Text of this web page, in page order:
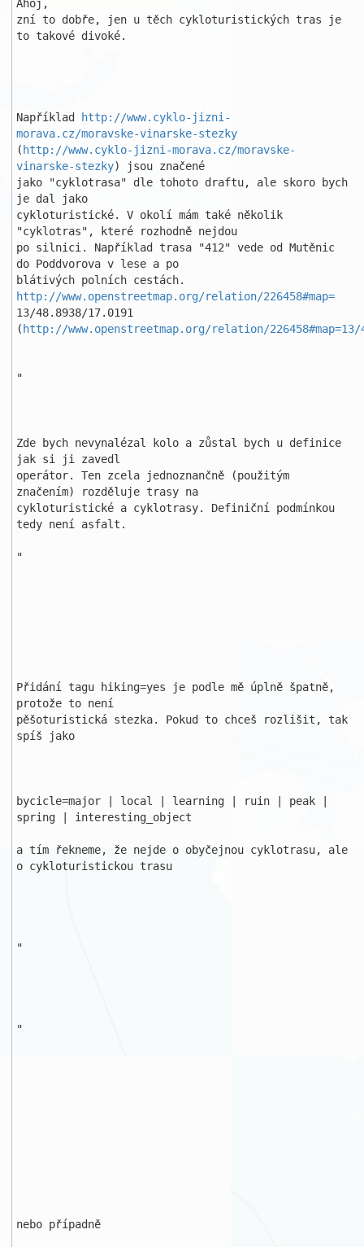
Ahoj,
zní to dobře, jen u těch cykloturistických tras je
to takové divoké.
Například
http://www.cyklo-jizni-
morava.cz/moravske-vinarske-stezky
( http://www.cyklo-jizni-morava.cz/moravske-
vinarske-stezky) jsou značené
jako "cyklotrasa" dle tohoto draftu, ale skoro bych
je dal jako
cykloturistické. V okolí mám také několik
"cyklotras", které rozhodně nejdou
po silnici. Například trasa "412" vede od Mutěnic
do Poddvorova v lese a po
http://www.openstreetmap.org/relation/226458#map=
13/48.8938/17.0191
( http://www.openstreetmap.org/relation/226458#map=13/
"
Zde bych nevynalézal kolo a zůstal bych u definice
jak si ji zavedl
operátor. Ten zcela jednoznančně (použitým
značením) rozděluje trasy na
cykloturistické a cyklotrasy. Definiční podmínkou
tedy není asfalt.
"
Přidání tagu hiking=yes je podle mě úplně špatně,
protože to není
pěšoturistická stezka. Pokud to chceš rozlišit, tak
spíš jako
bycicle=major | local | learning | ruin | peak |
spring | interesting_object
a tím řekneme, že nejde o obyčejnou cyklotrasu, ale
o cykloturistickou trasu
"
"
nebo případně